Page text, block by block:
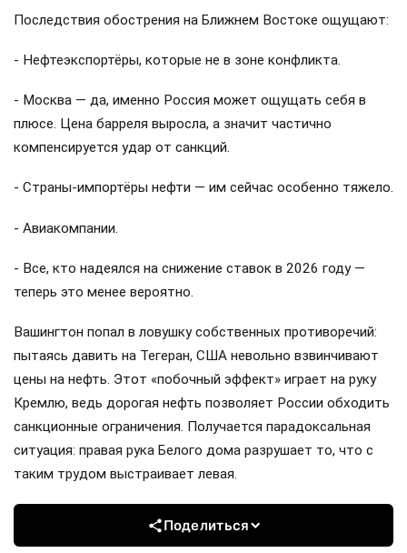
Последствия обострения на Ближнем Востоке ощущают:
- Нефтеэкспортёры, которые не в зоне конфликта.
- Москва — да, именно Россия может ощущать себя в
плюсе. Цена барреля выросла, а значит частично
компенсируется удар от санкций.
- Страны-импортёры нефти — им сейчас особенно тяжело.
- Авиакомпании.
- Все, кто надеялся на снижение ставок в 2026 году —
теперь это менее вероятно.
Вашингтон попал в ловушку собственных противоречий:
пытаясь давить на Тегеран, США невольно взвинчивают
цены на нефть. Этот «побочный эффект» играет на руку
Кремлю, ведь дорогая нефть позволяет России обходить
санкционные ограничения. Получается парадоксальная
ситуация: правая рука Белого дома разрушает то, что с
таким трудом выстраивает левая.
Поделиться